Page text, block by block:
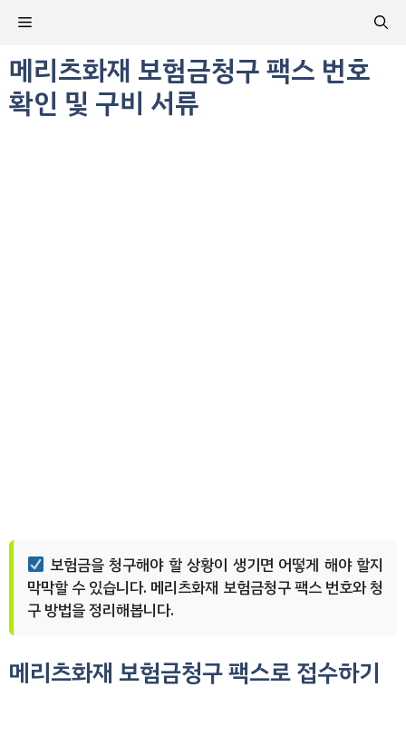
츠
로
건
메
뉴
메리츠화재 보험금청구 팩스 번호
확인 및 구비 서류
보험금을 청구해야 할 상황이 생기면 어떻게 해야 할지
막막할 수 있습니다. 메리츠화재 보험금청구 팩스 번호와 청
구 방법을 정리해봅니다.
메리츠화재 보험금청구 팩스로 접수하기